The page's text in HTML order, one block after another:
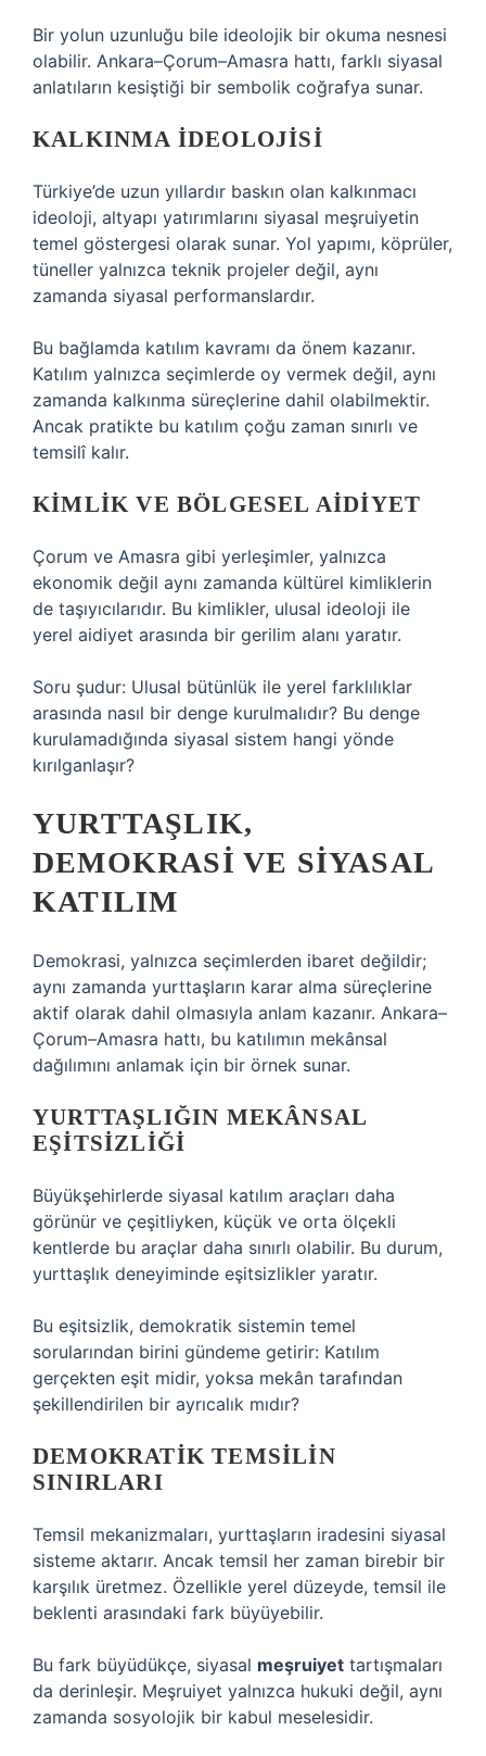
Bir yolun uzunluğu bile ideolojik bir okuma nesnesi
olabilir. Ankara–Çorum–Amasra hattı, farklı siyasal
anlatıların kesiştiği bir sembolik coğrafya sunar.
KALKINMA IDEOLOJISI
Türkiye’de uzun yıllardır baskın olan kalkınmacı
ideoloji, altyapı yatırımlarını siyasal meşruiyetin
temel göstergesi olarak sunar. Yol yapımı, köprüler,
tüneller yalnızca teknik projeler değil, aynı
zamanda siyasal performanslardır.
Bu bağlamda katılım kavramı da önem kazanır.
Katılım yalnızca seçimlerde oy vermek değil, aynı
zamanda kalkınma süreçlerine dahil olabilmektir.
Ancak pratikte bu katılım çoğu zaman sınırlı ve
temsilî kalır.
KIMLIK VE BÖLGESEL AIDIYET
Çorum ve Amasra gibi yerleşimler, yalnızca
ekonomik değil aynı zamanda kültürel kimliklerin
de taşıyıcılarıdır. Bu kimlikler, ulusal ideoloji ile
yerel aidiyet arasında bir gerilim alanı yaratır.
Soru şudur: Ulusal bütünlük ile yerel farklılıklar
arasında nasıl bir denge kurulmalıdır? Bu denge
kurulamadığında siyasal sistem hangi yönde
kırılganlaşır?
YURTTAŞLIK,
DEMOKRASI VE SIYASAL
KATILIM
Demokrasi, yalnızca seçimlerden ibaret değildir;
aynı zamanda yurttaşların karar alma süreçlerine
aktif olarak dahil olmasıyla anlam kazanır. Ankara–
Çorum–Amasra hattı, bu katılımın mekânsal
dağılımını anlamak için bir örnek sunar.
YURTTAŞLIĞIN MEKÂNSAL
EŞITSIZLIĞI
Büyükşehirlerde siyasal katılım araçları daha
görünür ve çeşitliyken, küçük ve orta ölçekli
kentlerde bu araçlar daha sınırlı olabilir. Bu durum,
yurttaşlık deneyiminde eşitsizlikler yaratır.
Bu eşitsizlik, demokratik sistemin temel
sorularından birini gündeme getirir: Katılım
gerçekten eşit midir, yoksa mekân tarafından
şekillendirilen bir ayrıcalık mıdır?
DEMOKRATIK TEMSILIN
SINIRLARI
Temsil mekanizmaları, yurttaşların iradesini siyasal
sisteme aktarır. Ancak temsil her zaman birebir bir
karşılık üretmez. Özellikle yerel düzeyde, temsil ile
beklenti arasındaki fark büyüyebilir.
Bu fark büyüdükçe, siyasal meşruiyet tartışmaları
da derinleşir. Meşruiyet yalnızca hukuki değil, aynı
zamanda sosyolojik bir kabul meselesidir.